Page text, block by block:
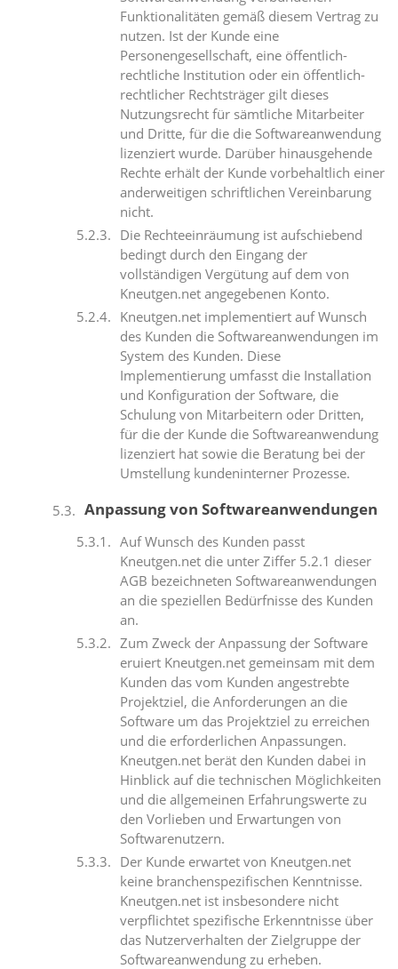
Funktionalitäten gemäß diesem Vertrag zu
nutzen. Ist der Kunde eine
Personengesellschaft, eine öffentlich-
rechtliche Institution oder ein öffentlich-
rechtlicher Rechtsträger gilt dieses
Nutzungsrecht für sämtliche Mitarbeiter
und Dritte, für die die Softwareanwendung
lizenziert wurde. Darüber hinausgehende
Rechte erhält der Kunde vorbehaltlich einer
anderweitigen schriftlichen Vereinbarung
nicht.
Die Rechteeinräumung ist aufschiebend
bedingt durch den Eingang der
vollständigen Vergütung auf dem von
Kneutgen.net angegebenen Konto.
Kneutgen.net implementiert auf Wunsch
des Kunden die Softwareanwendungen im
System des Kunden. Diese
Implementierung umfasst die Installation
und Konfiguration der Software, die
Schulung von Mitarbeitern oder Dritten,
für die der Kunde die Softwareanwendung
lizenziert hat sowie die Beratung bei der
Umstellung kundeninterner Prozesse.
Anpassung von Softwareanwendungen
Auf Wunsch des Kunden passt
Kneutgen.net die unter Ziffer 5.2.1 dieser
AGB bezeichneten Softwareanwendungen
an die speziellen Bedürfnisse des Kunden
an.
Zum Zweck der Anpassung der Software
eruiert Kneutgen.net gemeinsam mit dem
Kunden das vom Kunden angestrebte
Projektziel, die Anforderungen an die
Software um das Projektziel zu erreichen
und die erforderlichen Anpassungen.
Kneutgen.net berät den Kunden dabei in
Hinblick auf die technischen Möglichkeiten
und die allgemeinen Erfahrungswerte zu
den Vorlieben und Erwartungen von
Softwarenutzern.
Der Kunde erwartet von Kneutgen.net
keine branchenspezifischen Kenntnisse.
Kneutgen.net ist insbesondere nicht
verpflichtet spezifische Erkenntnisse über
das Nutzerverhalten der Zielgruppe der
Softwareanwendung zu erheben.